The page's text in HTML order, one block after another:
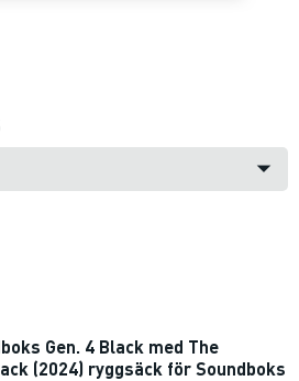
Gen. 4 Black med The
(2024) ryggsäck för Soundboks